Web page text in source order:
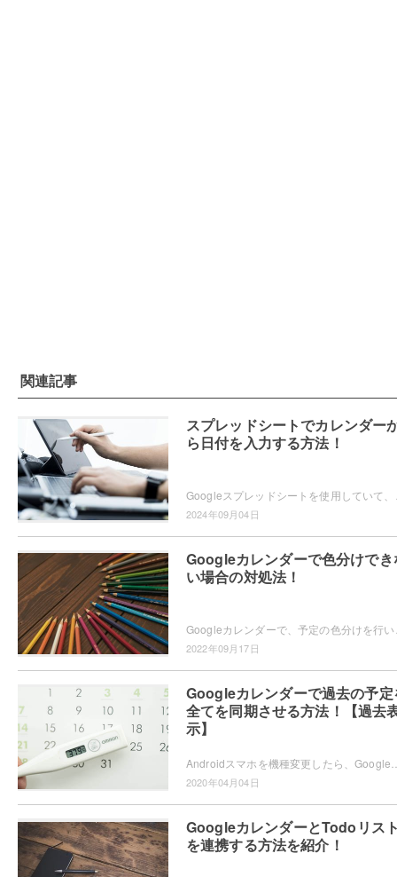
関連記事
スプレッドシートでカレンダー
ら日付を入力する方法！
2024年09月04日
Googleカレンダーで色分けでき
い場合の対処法！
2022年09月17日
Googleカレンダーで過去の予定
全てを同期させる方法！【過去
示】
2020年04月04日
GoogleカレンダーとTodoリス
を連携する方法を紹介！